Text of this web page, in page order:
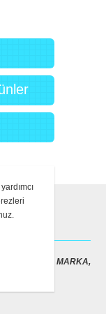
TESCİLLİ MARKA,